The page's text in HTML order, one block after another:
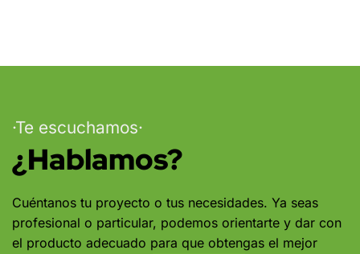
·Te escuchamos·
¿Hablamos?
Cuéntanos tu proyecto o tus necesidades. Ya seas
profesional o particular, podemos orientarte y dar con
el producto adecuado para que obtengas el mejor